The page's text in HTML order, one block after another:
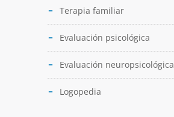
Terapia familiar
Evaluación psicológica
Evaluación neuropsicológica
Logopedia